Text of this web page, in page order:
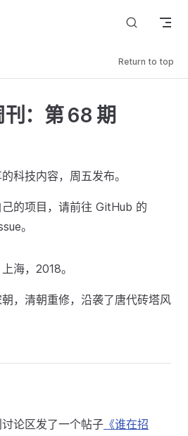
Return to top
：第 68 期
科技内容，周五发布。
的项目，请前往 GitHub 的
。
海，2018。
，清朝重修，沿袭了唐代砖塔风
论区发了一个帖子 《谁在招